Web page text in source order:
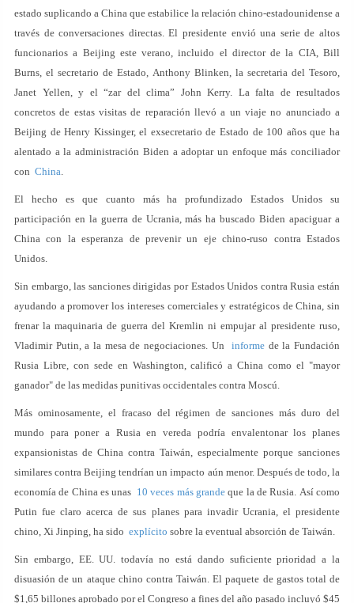
estado suplicando a China que estabilice la relación chino-estadounidense a
través de conversaciones directas. El presidente envió una serie de altos
funcionarios a Beijing este verano, incluido el director de la CIA, Bill
Burns, el secretario de Estado, Anthony Blinken, la secretaria del Tesoro,
Janet Yellen, y el “zar del clima” John Kerry. La falta de resultados
concretos de estas visitas de reparación llevó a un viaje no anunciado a
Beijing de Henry Kissinger, el exsecretario de Estado de 100 años que ha
alentado a la administración Biden a adoptar un enfoque más conciliador
con China.
El hecho es que cuanto más ha profundizado Estados Unidos su
participación en la guerra de Ucrania, más ha buscado Biden apaciguar a
China con la esperanza de prevenir un eje chino-ruso contra Estados
Unidos.
Sin embargo, las sanciones dirigidas por Estados Unidos contra Rusia están
ayudando a promover los intereses comerciales y estratégicos de China, sin
frenar la maquinaria de guerra del Kremlin ni empujar al presidente ruso,
Vladimir Putin, a la mesa de negociaciones. Un informe de la Fundación
Rusia Libre, con sede en Washington, calificó a China como el "mayor
ganador" de las medidas punitivas occidentales contra Moscú.
Más ominosamente, el fracaso del régimen de sanciones más duro del
mundo para poner a Rusia en vereda podría envalentonar los planes
expansionistas de China contra Taiwán, especialmente porque sanciones
similares contra Beijing tendrían un impacto aún menor. Después de todo, la
economía de China es unas 10 veces más grande que la de Rusia. Así como
Putin fue claro acerca de sus planes para invadir Ucrania, el presidente
chino, Xi Jinping, ha sido explícito sobre la eventual absorción de Taiwán.
Sin embargo, EE. UU. todavía no está dando suficiente prioridad a la
disuasión de un ataque chino contra Taiwán. El paquete de gastos total de
$1,65 billones aprobado por el Congreso a fines del año pasado incluyó $45